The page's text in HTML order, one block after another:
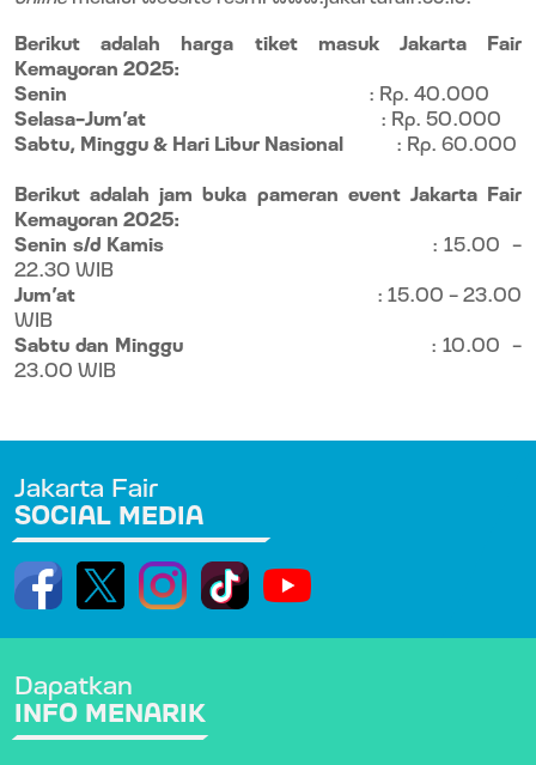
Berikut adalah harga tiket masuk Jakarta Fair
Kemayoran 2025:
Senin
: Rp. 40.000
Selasa-Jum’at
: Rp. 50.000
Sabtu, Minggu & Hari Libur Nasional
: Rp. 60.000
Berikut adalah jam buka pameran event Jakarta Fair
Kemayoran 2025:
Senin s/d Kamis
: 15.00 -
22.30 WIB
Jum’at
: 15.00 – 23.00
WIB
Sabtu dan Minggu
: 10.00 -
23.00 WIB
Jakarta Fair
SOCIAL MEDIA
Dapatkan
INFO MENARIK